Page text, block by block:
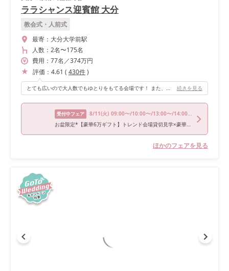
ララシャンス迎賓館 大分
教会式・人前式
最寄： 大分大学前駅
人数： 2名〜175名
費用： 77名 ／374万円
評価： 4.61 ( 430件)
とても広いので大人数でもゆとりをもてる会場です！ また、ガーデン入場や2階から階段を使った入場もできるので、ゲスト全体の反応を見る事ができてとても感動しました！ 披露宴会場は白色で統一されているため、テーマカラーに染めやすいです。 続きを見る
受付中フェア 8/11(火) 09:00〜/10:00〜/13:00〜/14:00〜/18:00〜
お盆限定*【豪華6万ギフト】トレンド会場貸切見学×豪華3万試食
ほかのフェアを見る